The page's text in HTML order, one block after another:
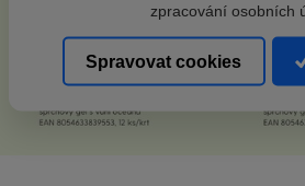
zpracování osobních
Spravovat cookies